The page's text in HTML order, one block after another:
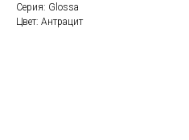
Серия: Glossa
Цвет: Антрацит